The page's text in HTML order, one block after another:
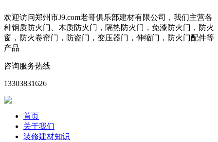
欢迎访问郑州市J9.com老哥俱乐部建材有限公司，我们主营各
种钢质防火门、木质防火门，隔热防火门，免漆防火门，防火
窗，防火卷帘门，防盗门，变压器门，伸缩门，防火门配件等
产品
咨询服务热线
13303831626
首页
关于我们
装修建材知识